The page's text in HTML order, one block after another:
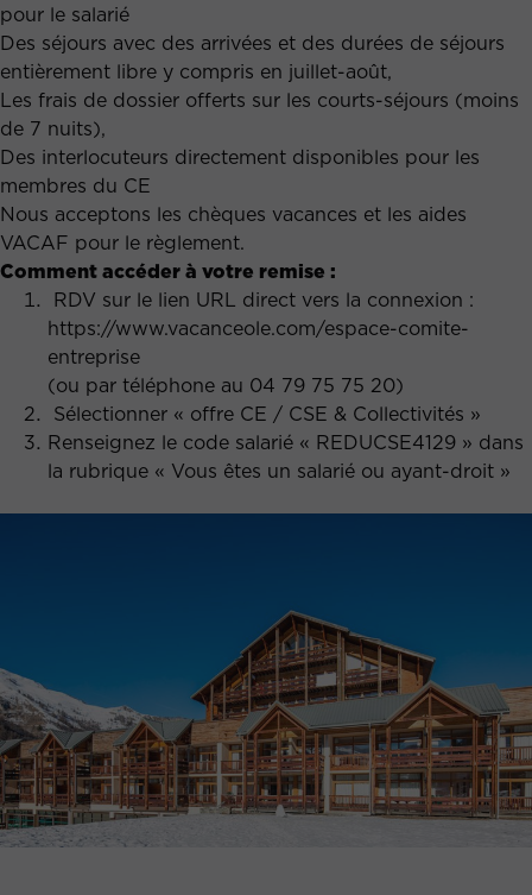
pour le salarié
Des séjours avec des arrivées et des durées de séjours
entièrement libre y compris en juillet-août,
Les frais de dossier offerts sur les courts-séjours (moins
de 7 nuits),
Des interlocuteurs directement disponibles pour les
membres du CE
Nous acceptons les chèques vacances et les aides
VACAF pour le règlement.
Comment accéder à votre remise :
RDV sur le lien URL direct vers la connexion :
https://www.vacanceole.com/espace-comite-
entreprise
(ou par téléphone au 04 79 75 75 20)
Sélectionner « offre CE / CSE & Collectivités »
Renseignez le code salarié « REDUCSE4129 » dans
la rubrique « Vous êtes un salarié ou ayant-droit »